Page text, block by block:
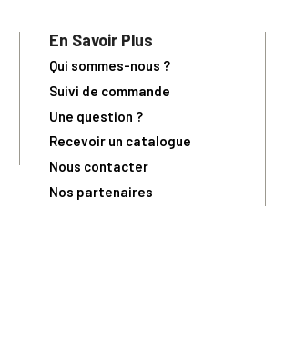
En Savoir Plus
Qui sommes-nous ?
Suivi de commande
Une question ?
Recevoir un catalogue
Nous contacter
Nos partenaires